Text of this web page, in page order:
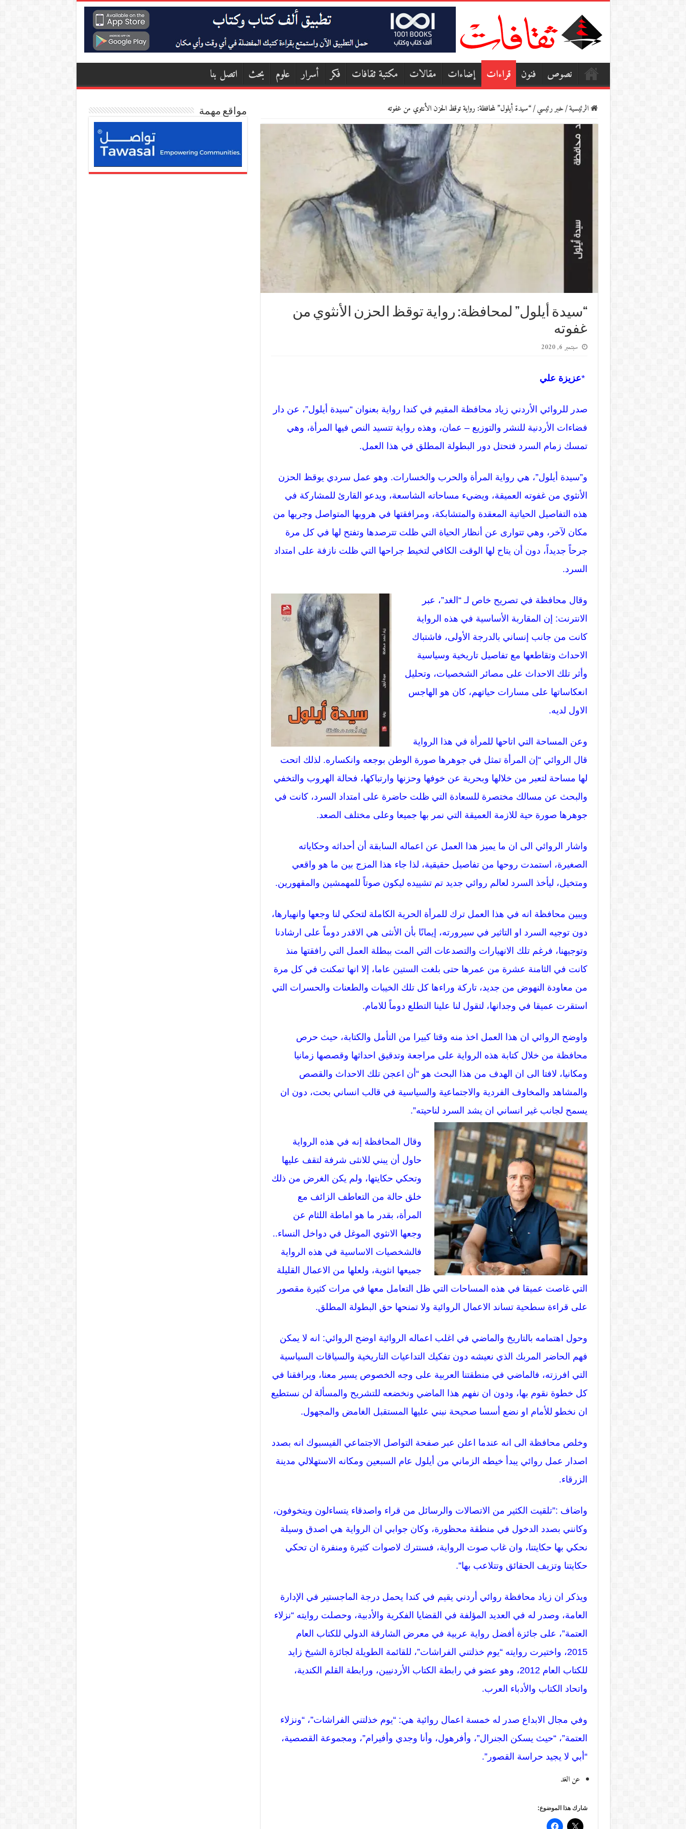
نصوص فنون قراءات إضاءات مقالات مكتبة ثقافات فكر أسرار علوم بحث اتصل بنا
الرئيسية/خبر رئيسي/“سيدة أيلول” لمحافظة: رواية توقظ الحزن الأنثوي من غفوته
“سيدة أيلول” لمحافظة: رواية توقظ الحزن الأنثوي من
غفوته
سبتمبر 6, 2020
*عزيزة علي
صدر للروائي الأردني زياد محافظة المقيم في كندا رواية بعنوان “سيدة أيلول”، عن دار
فضاءات الأردنية للنشر والتوزيع – عمان، وهذه رواية تتسيد النص فيها المرأة، وهي
تمسك زمام السرد فتحتل دور البطولة المطلق في هذا العمل.
و”سيدة أيلول”، هي رواية المرأة والحرب والخسارات. وهو عمل سردي يوقظ الحزن
الأنثوي من غفوته العميقة، ويضيء مساحاته الشاسعة، ويدعو القارئ للمشاركة في
هذه التفاصيل الحياتية المعقدة والمتشابكة، ومرافقتها في هروبها المتواصل وجريها من
مكان لآخر، وهي تتوارى عن أنظار الحياة التي ظلت تترصدها وتفتح لها في كل مرة
جرحاً جديداً، دون أن يتاح لها الوقت الكافي لتخيط جراحها التي ظلت نازفة على امتداد
السرد.
وقال محافظة في تصريح خاص لـ “الغد”، عبر
الانترنت: إن المقاربة الأساسية في هذه الرواية
كانت من جانب إنساني بالدرجة الأولى، فاشتباك
الاحداث وتقاطعها مع تفاصيل تاريخية وسياسية
وأثر تلك الاحداث على مصائر الشخصيات، وتحليل
انعكاساتها على مسارات حياتهم، كان هو الهاجس
الاول لديه.
وعن المساحة التي اتاحها للمرأة في هذا الرواية
قال الروائي “إن المرأة تمثل في جوهرها صورة الوطن بوجعه وانكساره. لذلك اتحت
لها مساحة لتعبر من خلالها وبحرية عن خوفها وحزنها وارتباكها، فحالة الهروب والتخفي
والبحث عن مسالك مختصرة للسعادة التي ظلت حاضرة على امتداد السرد، كانت في
جوهرها صورة حية للازمة العميقة التي نمر بها جميعا وعلى مختلف الصعد.
واشار الروائي الى ان ما يميز هذا العمل عن اعماله السابقة أن أحداثه وحكاياته
الصغيرة، استمدت روحها من تفاصيل حقيقية، لذا جاء هذا المزج بين ما هو واقعي
ومتخيل، ليأخذ السرد لعالم روائي جديد تم تشييده ليكون صوتاً للمهمشين والمقهورين.
ويبين محافظة انه في هذا العمل ترك للمرأة الحرية الكاملة لتحكي لنا وجعها وانهيارها،
دون توجيه السرد او التاثير في سيرورته، إيمانًا بأن الأنثى هي الاقدر دوماً على ارشادنا
وتوجيهنا، فرغم تلك الانهيارات والتصدعات التي المت ببطلة العمل التي رافقتها منذ
كانت في الثامنة عشرة من عمرها حتى بلغت الستين عاما، إلا انها تمكنت في كل مرة
من معاودة النهوض من جديد، تاركة وراءها كل تلك الخيبات والطعنات والحسرات التي
استقرت عميقا في وجدانها، لتقول لنا علينا التطلع دوماً للامام.
واوضح الروائي ان هذا العمل اخذ منه وقتا كبيرا من التأمل والكتابة، حيث حرص
محافظة من خلال كتابة هذه الرواية على مراجعة وتدقيق احداثها وقصصها زمانيا
ومكانيا، لافتا الى ان الهدف من هذا البحث هو “أن اعجن تلك الاحداث والقصص
والمشاهد والمخاوف الفردية والاجتماعية والسياسية في قالب انساني بحت، دون ان
يسمح لجانب غير انساني ان يشد السرد لناحيته”.
وقال المحافظة إنه في هذه الرواية
حاول أن يبني للانثى شرفة لتقف عليها
وتحكي حكايتها، ولم يكن الغرض من ذلك
خلق حالة من التعاطف الزائف مع
المرأة، بقدر ما هو اماطة اللثام عن
وجعها الانثوي الموغل في دواخل النساء..
فالشخصيات الاساسية في هذه الرواية
جميعها انثوية، ولعلها من الاعمال القليلة
التي غاصت عميقا في هذه المساحات التي ظل التعامل معها في مرات كثيرة مقصور
على قراءة سطحية تساند الاعمال الروائية ولا تمنحها حق البطولة المطلق.
وحول اهتمامه بالتاريخ والماضي في اغلب اعماله الروائية اوضح الروائي: انه لا يمكن
فهم الحاضر المربك الذي نعيشه دون تفكيك التداعيات التاريخية والسياقات السياسية
التي افرزته، فالماضي في منطقتنا العربية على وجه الخصوص يسير معنا، ويرافقنا في
كل خطوة نقوم بها، ودون ان نفهم هذا الماضي ونخضعه للتشريح والمسألة لن نستطيع
ان نخطو للأمام او نضع أسسا صحيحة نبني عليها المستقبل الغامض والمجهول.
وخلص محافظة الى انه عندما اعلن عبر صفحة التواصل الاجتماعي الفيسبوك انه بصدد
اصدار عمل روائي يبدأ خيطه الزماني من أيلول عام السبعين ومكانه الاستهلالي مدينة
الزرقاء.
واضاف :”تلقيت الكثير من الاتصالات والرسائل من قراء واصدقاء يتساءلون ويتخوفون،
وكانني بصدد الدخول في منطقة محظورة، وكان جوابي ان الرواية هي اصدق وسيلة
نحكي بها حكايتنا، وان غاب صوت الرواية، فسنترك لاصوات كثيرة ومنفرة ان تحكي
حكايتنا وتزيف الحقائق وتتلاعب بها”.
ويذكر ان زياد محافظة روائي أردني يقيم في كندا يحمل درجة الماجستير في الإدارة
العامة، وصدر له في العديد المؤلفة في القضايا الفكرية والأدبية، وحصلت روايته “نزلاء
العتمة”، على جائزة أفضل رواية عربية في معرض الشارقة الدولي للكتاب العام
2015، واختيرت روايته “يوم خذلتني الفراشات”، للقائمة الطويلة لجائزة الشيخ زايد
للكتاب العام 2012، وهو عضو في رابطة الكتاب الأردنيين، ورابطة القلم الكندية،
واتحاد الكتاب والأدباء العرب.
وفي مجال الابداع صدر له خمسة اعمال روائية هي: “يوم خذلتني الفراشات”، “ونزلاء
العتمة”، “حيث يسكن الجنرال”، وأفرهول، وأنا وجدي وأفيرام”، ومجموعة القصصية،
“أبي لا يجيد حراسة القصور”.
عن الغد
شارك هذا الموضوع:
مواقع مهمة